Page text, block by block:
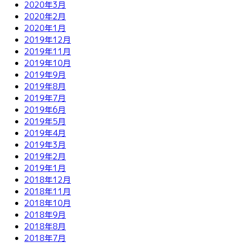
2020年3月
2020年2月
2020年1月
2019年12月
2019年11月
2019年10月
2019年9月
2019年8月
2019年7月
2019年6月
2019年5月
2019年4月
2019年3月
2019年2月
2019年1月
2018年12月
2018年11月
2018年10月
2018年9月
2018年8月
2018年7月